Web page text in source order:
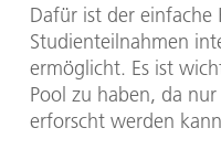
Dafür ist der
Studienteilnahmen
ermöglicht. Es ist
Pool zu haben, da
erforscht werden